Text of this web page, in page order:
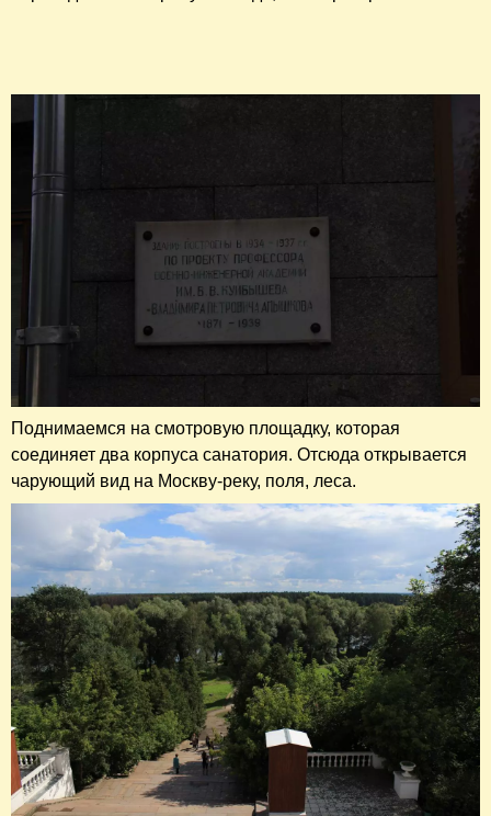
Поднимаемся на смотровую площадку, которая
соединяет два корпуса санатория. Отсюда открывается
чарующий вид на Москву-реку, поля, леса.